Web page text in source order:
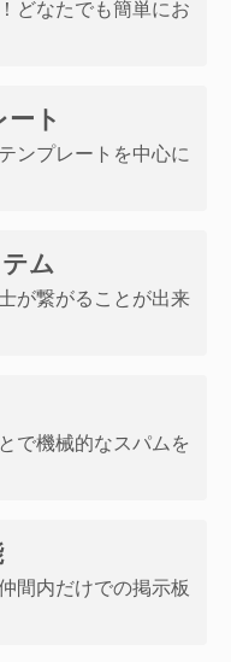
どなたでも簡単にお
ト
ンプレートを中心に
ム
が繋がることが出来
で機械的なスパムを
間内だけでの掲示板